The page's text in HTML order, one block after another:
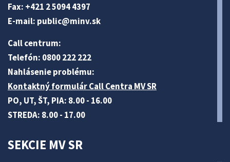
Fax: +421 2 5094 4397
E-mail: public@minv.sk
Call centrum:
Telefón: 0800 222 222
Nahlásenie problému:
Kontaktný formulár Call Centra MV SR
PO, UT, ŠT, PIA: 8.00 - 16.00
STREDA: 8.00 - 17.00
SEKCIE MV SR